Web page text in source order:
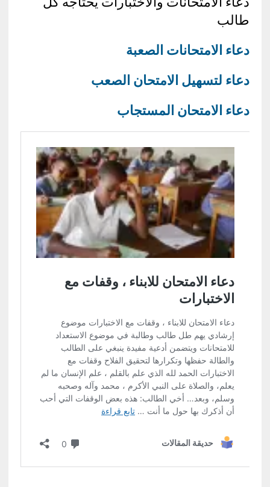
طالب
دعاء الامتحانات الصعبة
دعاء لتسهيل الامتحان الصعب
دعاء الامتحان المستجاب